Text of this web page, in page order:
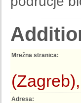
Mrežna stranica:
Adresa: